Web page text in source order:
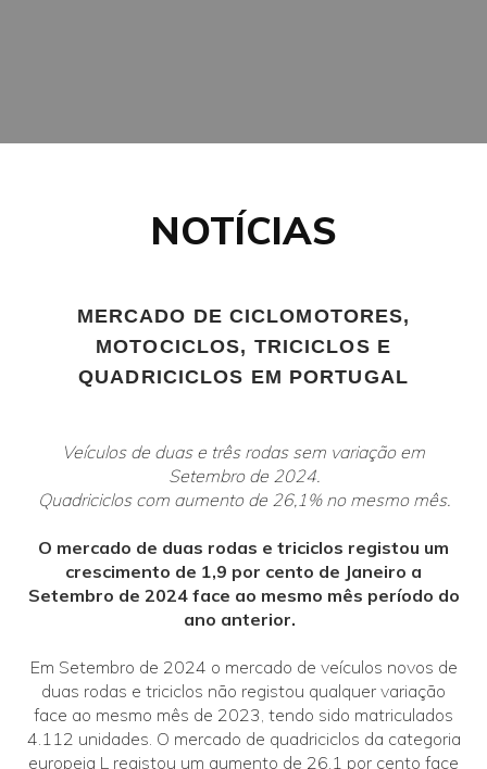
NOTÍCIAS
MERCADO DE CICLOMOTORES,
MOTOCICLOS, TRICICLOS E
QUADRICICLOS EM PORTUGAL
Veículos de duas e três rodas sem variação em
Setembro de 2024.
Quadriciclos com aumento de 26,1% no mesmo mês.
O mercado de duas rodas e triciclos registou um
crescimento de 1,9 por cento de Janeiro a
Setembro de 2024 face ao mesmo mês período do
ano anterior.
Em Setembro de 2024 o mercado de veículos novos de
duas rodas e triciclos não registou qualquer variação
face ao mesmo mês de 2023, tendo sido matriculados
4.112 unidades. O mercado de quadriciclos da categoria
europeia L registou um aumento de 26,1 por cento face